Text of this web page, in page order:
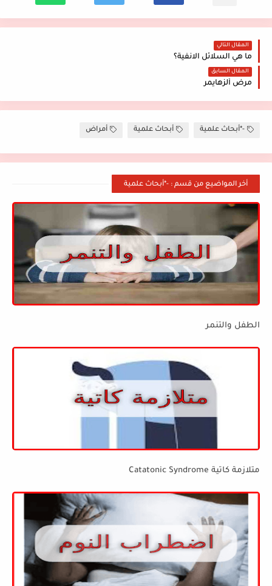
المقال التالي
ما هي السلائل الانفية؟
المقال السابق
مرض ألزهايمر
-*أبحاث علمية أبحاث علمية أمراض
أخر المواضيع من قسم : -*أبحاث علمية
الطفل والتنمر
متلازمة كاتية Catatonic Syndrome